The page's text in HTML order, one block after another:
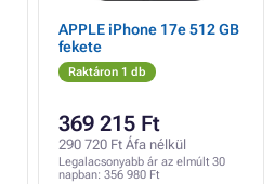
APPLE iPhone 17e 512 GB
fekete
Raktáron 1 db
369 215 Ft
290 720 Ft Áfa nélkül
Legalacsonyabb ár az elmúlt 30
napban: 356 980 Ft